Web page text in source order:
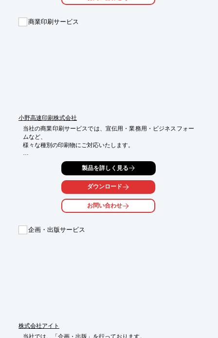
・コスト削減
商業印刷サービス
小野高速印刷株式会社
当社の商業印刷サービスでは、宣伝用・業務用・ビジネスフォー
ムなど、
様々な種別の印刷物にご対応いたします。
様々な場所・用途で使用されている印刷物をもう一度見直し、お
効率化・コスト削減・在庫管理も一緒に考える「印刷コンサルタ
しっかりサポートさせていただきます。
また、印刷物の制作のみならず、完成後の運用までお手伝い可能
【対応印刷物】
製品を詳しく見る
ダウンロード
お問い合わせ
企画・出版サービス
株式会社アイト
当社では、「企画・出版」を行っております。